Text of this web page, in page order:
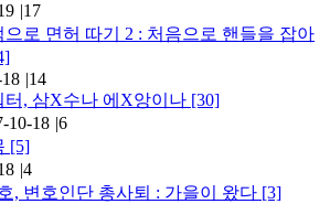
|17
로 면허 따기 2 : 처음으로 핸들을 잡아
|14
터, 삼X수나 에X앙이나 [30]
10-18 |6
[5]
|4
, 변호인단 총사퇴 : 가을이 왔다 [3]